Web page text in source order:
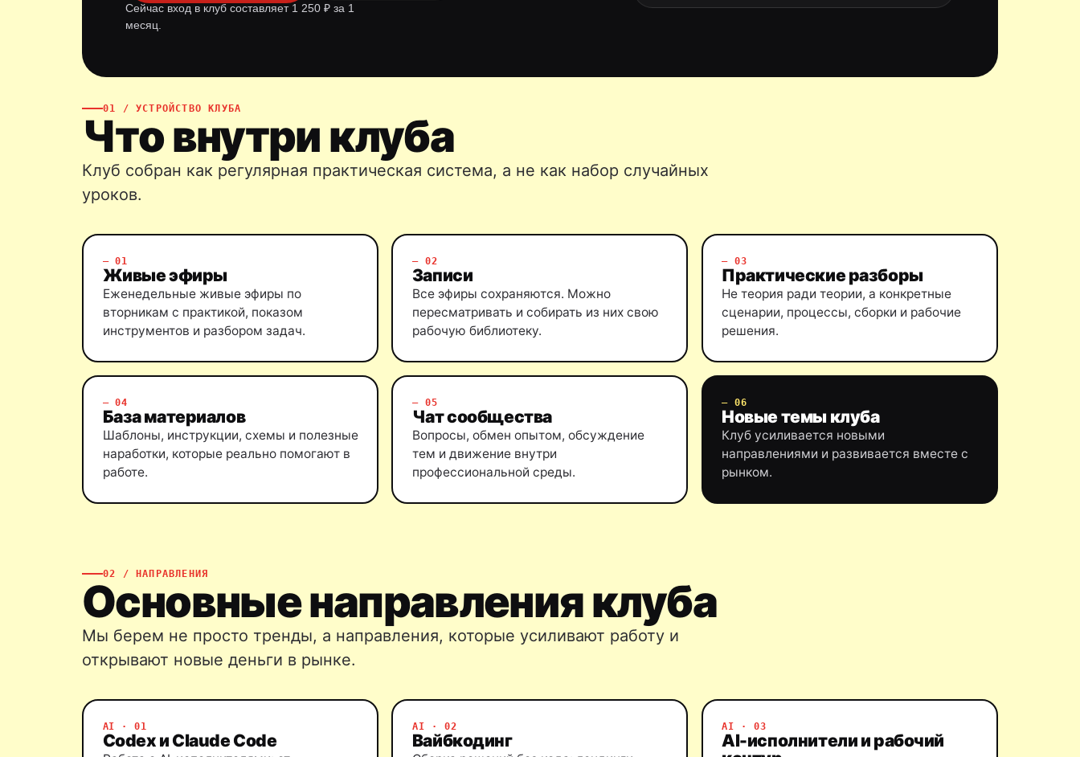
Сейчас вход в клуб составляет 1 250 ₽ за 1
месяц.
01 / УСТРОЙСТВО КЛУБА
Что внутри клуба
Клуб собран как регулярная практическая система, а не как набор случайных
уроков.
— 01
Живые эфиры
Еженедельные живые эфиры по
вторникам с практикой, показом
инструментов и разбором задач.
— 02
Записи
Все эфиры сохраняются. Можно
пересматривать и собирать из них свою
рабочую библиотеку.
— 03
Практические разборы
Не теория ради теории, а конкретные
сценарии, процессы, сборки и рабочие
решения.
— 04
База материалов
Шаблоны, инструкции, схемы и полезные
наработки, которые реально помогают в
работе.
— 05
Чат сообщества
Вопросы, обмен опытом, обсуждение
тем и движение внутри
профессиональной среды.
— 06
Новые темы клуба
Клуб усиливается новыми
направлениями и развивается вместе с
рынком.
02 / НАПРАВЛЕНИЯ
Основные направления клуба
Мы берем не просто тренды, а направления, которые усиливают работу и
открывают новые деньги в рынке.
AI · 01
Codex и Claude Code
AI · 02
Вайбкодинг
AI · 03
AI-исполнители и рабочий